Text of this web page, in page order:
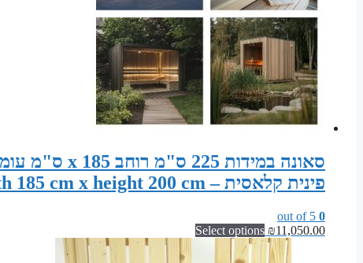
פינית קלאסית – Sauna width 225 cm x depth 185 cm x height 200 cm
0
₪11,050.00
Select options